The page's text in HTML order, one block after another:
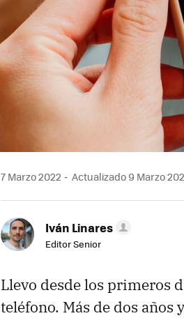
7 Marzo 2022 Actualizado 9 Marzo
Iván Linares
Editor Senior
Llevo desde los primeros
teléfono. Más de dos